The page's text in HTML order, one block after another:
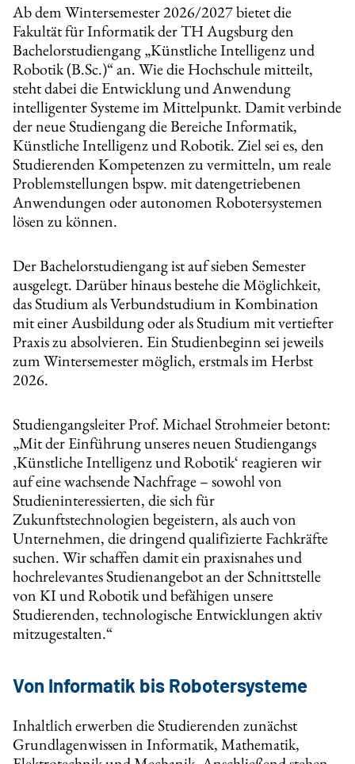
Ab dem Wintersemester 2026/2027 bietet die
Fakultät für Informatik der TH Augsburg den
Bachelorstudiengang „Künstliche Intelligenz und
Robotik (B.Sc.)“ an. Wie die Hochschule mitteilt,
steht dabei die Entwicklung und Anwendung
intelligenter Systeme im Mittelpunkt. Damit verbinde
der neue Studiengang die Bereiche Informatik,
Künstliche Intelligenz und Robotik. Ziel sei es, den
Studierenden Kompetenzen zu vermitteln, um reale
Problemstellungen bspw. mit datengetriebenen
Anwendungen oder autonomen Robotersystemen
lösen zu können.
Der Bachelorstudiengang ist auf sieben Semester
ausgelegt. Darüber hinaus bestehe die Möglichkeit,
das Studium als Verbundstudium in Kombination
mit einer Ausbildung oder als Studium mit vertiefter
Praxis zu absolvieren. Ein Studienbeginn sei jeweils
zum Wintersemester möglich, erstmals im Herbst
2026.
Studiengangsleiter Prof. Michael Strohmeier betont:
„Mit der Einführung unseres neuen Studiengangs
‚Künstliche Intelligenz und Robotik‘ reagieren wir
auf eine wachsende Nachfrage – sowohl von
Studieninteressierten, die sich für
Zukunftstechnologien begeistern, als auch von
Unternehmen, die dringend qualifizierte Fachkräfte
suchen. Wir schaffen damit ein praxisnahes und
hochrelevantes Studienangebot an der Schnittstelle
von KI und Robotik und befähigen unsere
Studierenden, technologische Entwicklungen aktiv
mitzugestalten.“
Von Informatik bis Robotersysteme
Inhaltlich erwerben die Studierenden zunächst
Grundlagenwissen in Informatik, Mathematik,